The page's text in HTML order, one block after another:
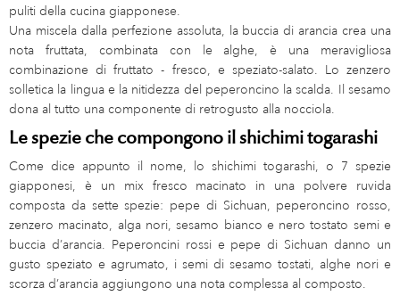
puliti della cucina giapponese.
Una miscela dalla perfezione assoluta, la buccia di arancia crea una
nota fruttata, combinata con le alghe, è una meravigliosa
combinazione di fruttato - fresco, e speziato-salato. Lo zenzero
solletica la lingua e la nitidezza del peperoncino la scalda. Il sesamo
dona al tutto una componente di retrogusto alla nocciola.
Le spezie che compongono il shichimi togarashi
Come dice appunto il nome, lo shichimi togarashi, o 7 spezie
giapponesi, è un mix fresco macinato in una polvere ruvida
composta da sette spezie: pepe di Sichuan, peperoncino rosso,
zenzero macinato, alga nori, sesamo bianco e nero tostato semi e
buccia d’arancia. Peperoncini rossi e pepe di Sichuan danno un
gusto speziato e agrumato, i semi di sesamo tostati, alghe nori e
scorza d’arancia aggiungono una nota complessa al composto.